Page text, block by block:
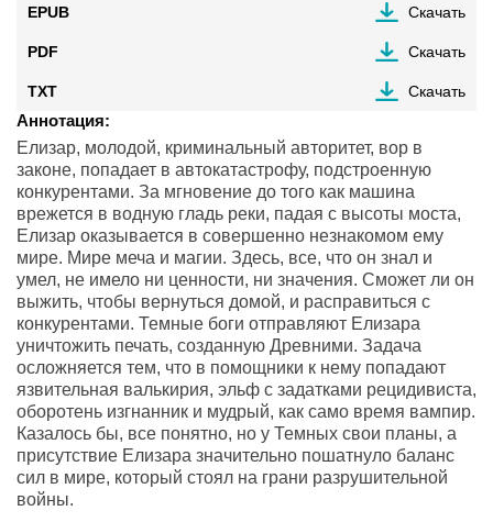
EPUB Скачать
PDF Скачать
TXT Скачать
Аннотация:
Елизар, молодой, криминальный авторитет, вор в
законе, попадает в автокатастрофу, подстроенную
конкурентами. За мгновение до того как машина
врежется в водную гладь реки, падая с высоты моста,
Елизар оказывается в совершенно незнакомом ему
мире. Мире меча и магии. Здесь, все, что он знал и
умел, не имело ни ценности, ни значения. Сможет ли он
выжить, чтобы вернуться домой, и расправиться с
конкурентами. Темные боги отправляют Елизара
уничтожить печать, созданную Древними. Задача
осложняется тем, что в помощники к нему попадают
язвительная валькирия, эльф с задатками рецидивиста,
оборотень изгнанник и мудрый, как само время вампир.
Казалось бы, все понятно, но у Темных свои планы, а
присутствие Елизара значительно пошатнуло баланс
сил в мире, который стоял на грани разрушительной
войны.